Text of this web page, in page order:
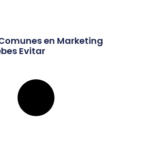
Comunes en Marketing
Evitar